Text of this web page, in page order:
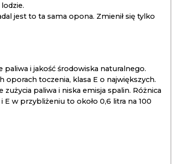
jest to ta sama opona. Zmienił się tylko
paliwa i jakość środowiska naturalnego.
oporach toczenia, klasa E o największych.
paliwa i niska emisja spalin. Różnica
E w przybliżeniu to około 0,6 litra na 100